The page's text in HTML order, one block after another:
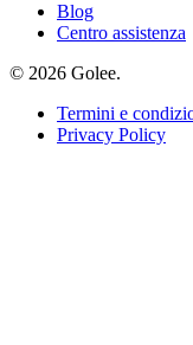
Blog
Centro assistenza
© 2026 Golee.
Termini e
Privacy Policy